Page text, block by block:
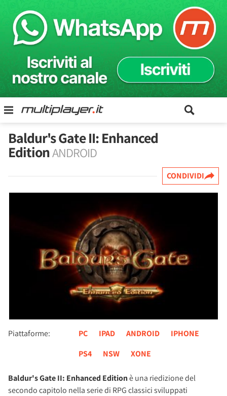
Baldur's Gate II: Enhanced
EditionANDROID
CONDIVIDI
Piattaforme: PC IPAD ANDROID
IPHONE
PS4
NSW XONE
Baldur's Gate II: Enhanced Editionè una riedizione del
secondo capitolo nella serie di RPG classici sviluppati